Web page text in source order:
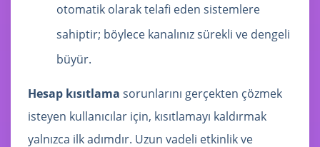
otomatik olarak telafi eden sistemlere
sahiptir; böylece kanalınız sürekli ve dengeli
büyür.
Hesap kısıtlama sorunlarını gerçekten çözmek
isteyen kullanıcılar için, kısıtlamayı kaldırmak
yalnızca ilk adımdır. Uzun vadeli etkinlik ve